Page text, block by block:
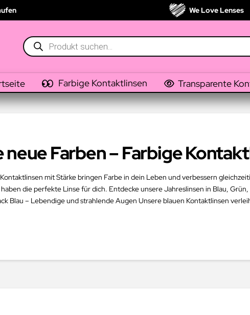
We Love Lenses
Products
search
Farbige Kontaktlinsen Transparente
neue Farben – Farbige
mit Stärke bringen Farbe in dein Leben und verbessern
die perfekte Linse für dich. Entdecke unsere Jahreslinsen in Blau,
Blau – Lebendige und strahlende Augen Unsere blauen Kontaktlinsen